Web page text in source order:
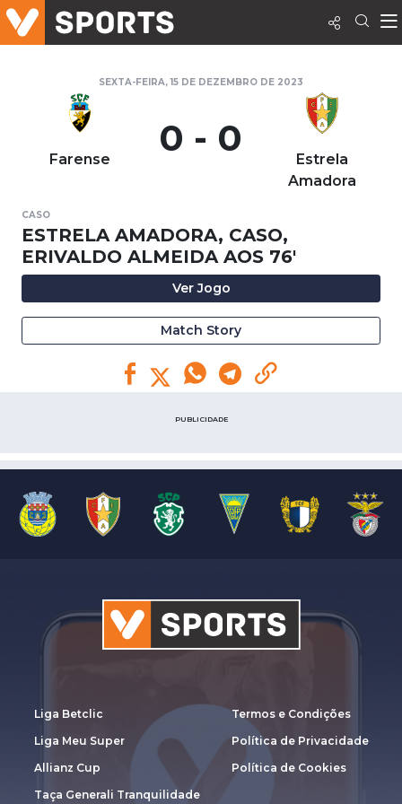
SEXTA-FEIRA, 15 DE DEZEMBRO DE 2023
Farense 0 - 0
Estrela
Amadora
CASO
ESTRELA AMADORA, CASO,
ERIVALDO ALMEIDA AOS 76'
Ver Jogo
Match Story
PUBLICIDADE
Liga Betclic
Liga Meu Super
Allianz Cup
Taça Generali Tranquilidade
Termos e Condições
Política de Privacidade
Política de Cookies